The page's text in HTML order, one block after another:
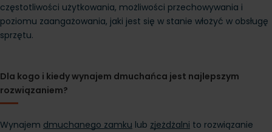
częstotliwości użytkowania, możliwości przechowywania i
poziomu zaangażowania, jaki jest się w stanie włożyć w obsługę
sprzętu.
Dla kogo i kiedy wynajem dmuchańca jest najlepszym
rozwiązaniem?
Wynajem dmuchanego zamku lub zjeżdżalni to rozwiązanie